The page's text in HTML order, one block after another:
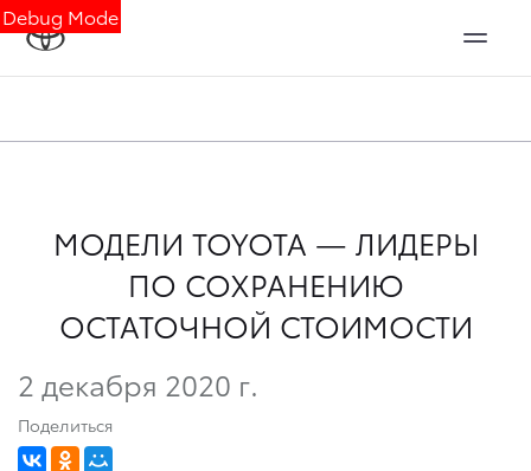
Debug Mode
МОДЕЛИ TOYOTA — ЛИДЕРЫ
ПО СОХРАНЕНИЮ
ОСТАТОЧНОЙ СТОИМОСТИ
2 декабря 2020 г.
Поделиться